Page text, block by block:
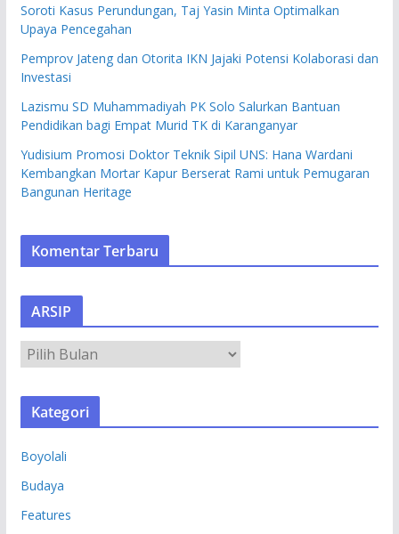
Soroti Kasus Perundungan, Taj Yasin Minta Optimalkan
Upaya Pencegahan
Pemprov Jateng dan Otorita IKN Jajaki Potensi Kolaborasi dan
Investasi
Lazismu SD Muhammadiyah PK Solo Salurkan Bantuan
Pendidikan bagi Empat Murid TK di Karanganyar
Yudisium Promosi Doktor Teknik Sipil UNS: Hana Wardani
Kembangkan Mortar Kapur Berserat Rami untuk Pemugaran
Bangunan Heritage
Komentar Terbaru
ARSIP
R
S
Kategori
Boyolali
Budaya
Features